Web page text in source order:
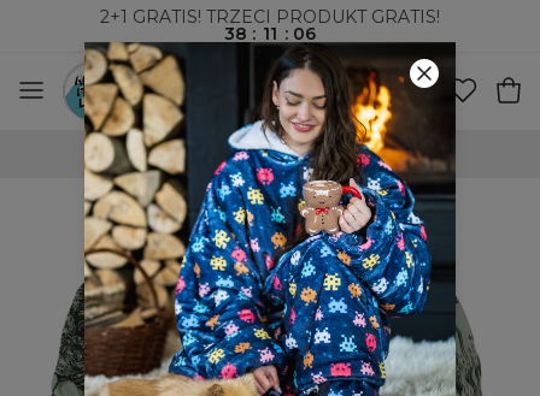
2+1 GRATIS! TRZECI PRODUKT GRATIS!
38 : 11 : 05
WYSYŁKA ZA POBRANIEM I DO PACZKOMATÓW